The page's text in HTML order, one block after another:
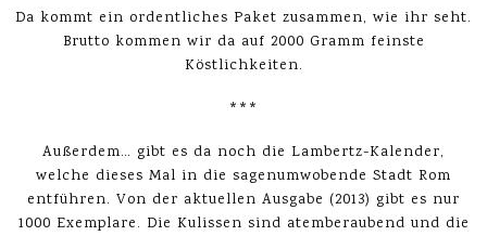
Da kommt ein ordentliches Paket zusammen, wie ihr seht.
Brutto kommen wir da auf 2000 Gramm feinste
Köstlichkeiten.
***
Außerdem… gibt es da noch die Lambertz-Kalender,
welche dieses Mal in die sagenumwobende Stadt Rom
entführen. Von der aktuellen Ausgabe (2013) gibt es nur
1000 Exemplare. Die Kulissen sind atemberaubend und die